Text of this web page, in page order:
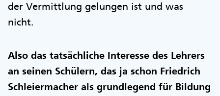
der Vermittlung gelungen ist und was
nicht.
Also das tatsächliche Interesse des Lehrers
an seinen Schülern, das ja schon Friedrich
Schleiermacher als grundlegend für Bildung